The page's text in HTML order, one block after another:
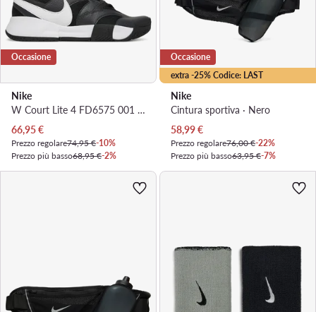
Occasione
Nike
W Court Lite 4 FD6575 001 · Scarpe da tennis
Prezzo attuale
66,95€
Prezzo regolare74,95 €-10%
Prezzo più basso68,95 €-2%
extra -25% Codice: LAST
Occasione
Nike
Cintura sportiva · Nero
Prezzo attuale
58,99€
Prezzo regolare76,00 €-22%
Prezzo più basso63,95 €-7%